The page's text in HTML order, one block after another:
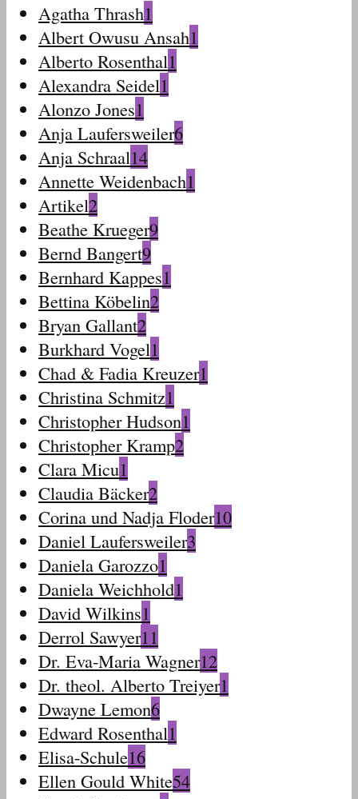
Agatha Thrash1
Albert Owusu Ansah1
Alberto Rosenthal1
Alexandra Seidel1
Alonzo Jones1
Anja Laufersweiler6
Anja Schraal14
Annette Weidenbach1
Artikel2
Beathe Krueger9
Bernd Bangert9
Bernhard Kappes1
Bettina Köbelin2
Bryan Gallant2
Burkhard Vogel1
Chad & Fadia Kreuzer1
Christina Schmitz1
Christopher Hudson1
Christopher Kramp2
Clara Micu1
Claudia Bäcker2
Corina und Nadja Floder10
Daniel Laufersweiler3
Daniela Garozzo1
Daniela Weichhold1
David Wilkins1
Derrol Sawyer11
Dr. Eva-Maria Wagner12
Dr. theol. Alberto Treiyer1
Dwayne Lemon6
Edward Rosenthal1
Elisa-Schule16
Ellen Gould White54